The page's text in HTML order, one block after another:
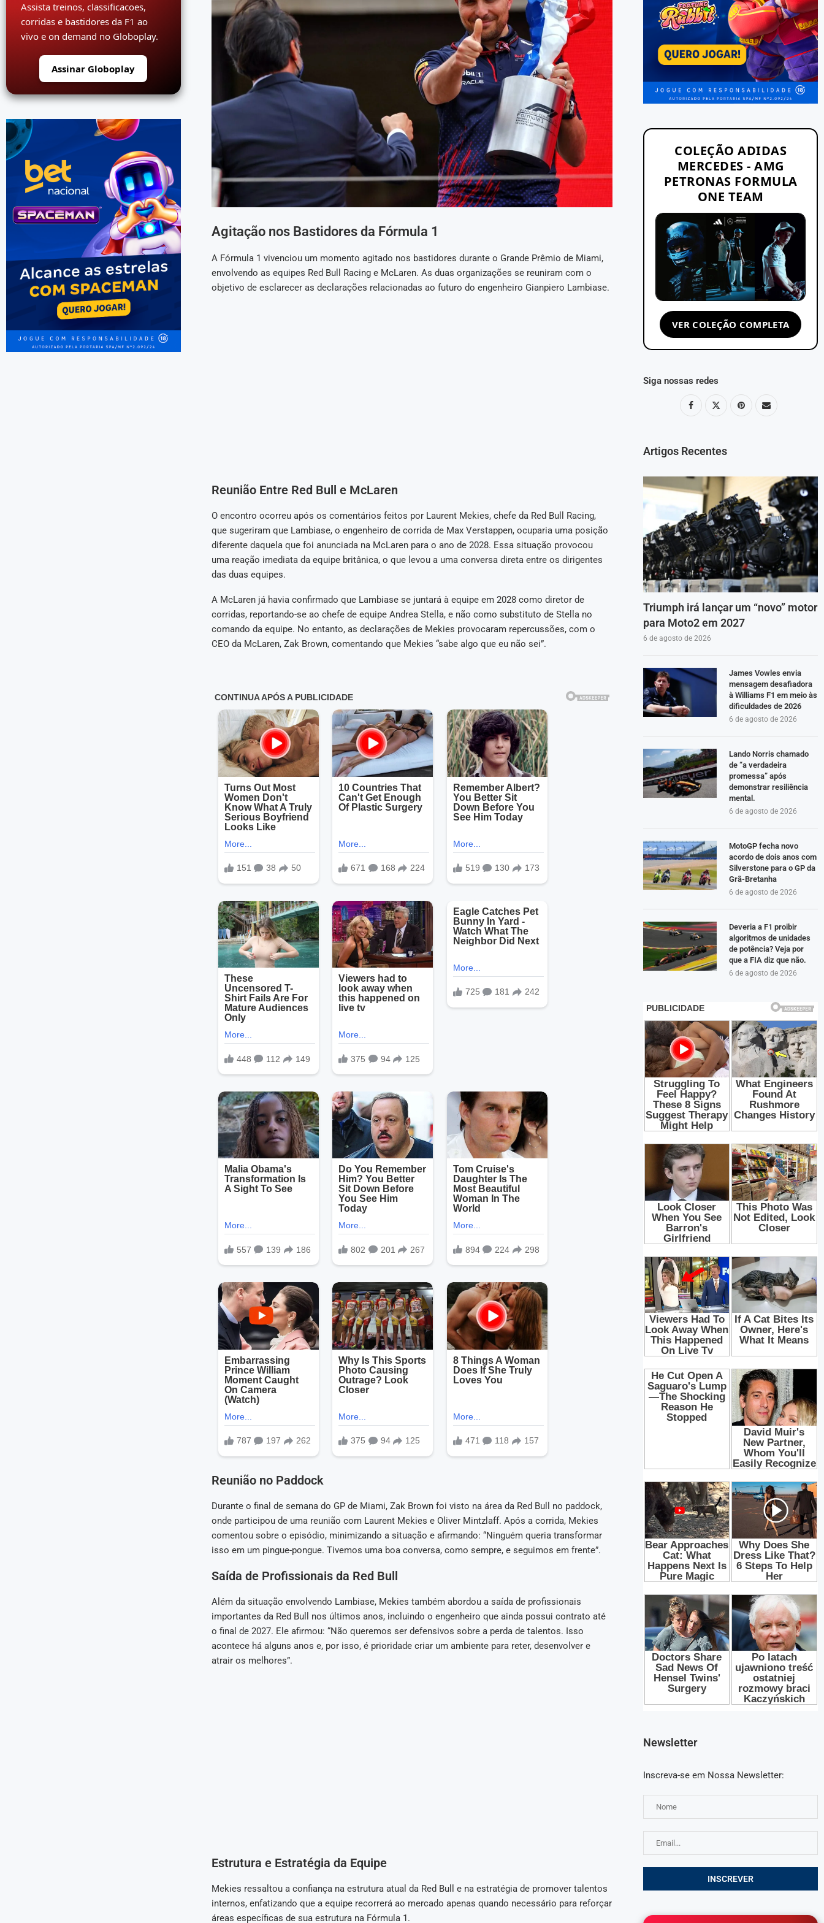
Agitação nos Bastidores da Fórmula 1
A Fórmula 1 vivenciou um momento agitado nos bastidores durante o Grande Prêmio de Miami,
envolvendo as equipes Red Bull Racing e McLaren. As duas organizações se reuniram com o
objetivo de esclarecer as declarações relacionadas ao futuro do engenheiro Gianpiero Lambiase.
Reunião Entre Red Bull e McLaren
O encontro ocorreu após os comentários feitos por Laurent Mekies, chefe da Red Bull Racing,
que sugeriram que Lambiase, o engenheiro de corrida de Max Verstappen, ocuparia uma posição
diferente daquela que foi anunciada na McLaren para o ano de 2028. Essa situação provocou
uma reação imediata da equipe britânica, o que levou a uma conversa direta entre os dirigentes
das duas equipes.
A McLaren já havia confirmado que Lambiase se juntará à equipe em 2028 como diretor de
corridas, reportando-se ao chefe de equipe Andrea Stella, e não como substituto de Stella no
comando da equipe. No entanto, as declarações de Mekies provocaram repercussões, com o
CEO da McLaren, Zak Brown, comentando que Mekies “sabe algo que eu não sei”.
Reunião no Paddock
Durante o final de semana do GP de Miami, Zak Brown foi visto na área da Red Bull no paddock,
onde participou de uma reunião com Laurent Mekies e Oliver Mintzlaff. Após a corrida, Mekies
comentou sobre o episódio, minimizando a situação e afirmando: “Ninguém queria transformar
isso em um pingue-pongue. Tivemos uma boa conversa, como sempre, e seguimos em frente”.
Saída de Profissionais da Red Bull
Além da situação envolvendo Lambiase, Mekies também abordou a saída de profissionais
importantes da Red Bull nos últimos anos, incluindo o engenheiro que ainda possui contrato até
o final de 2027. Ele afirmou: “Não queremos ser defensivos sobre a perda de talentos. Isso
acontece há alguns anos e, por isso, é prioridade criar um ambiente para reter, desenvolver e
atrair os melhores”.
Estrutura e Estratégia da Equipe
Mekies ressaltou a confiança na estrutura atual da Red Bull e na estratégia de promover talentos
internos, enfatizando que a equipe recorrerá ao mercado apenas quando necessário para reforçar
áreas específicas de sua estrutura na Fórmula 1.
COLEÇÃO ADIDAS
MERCEDES - AMG
PETRONAS FORMULA
ONE TEAM
VER COLEÇÃO COMPLETA
Siga nossas redes
Artigos Recentes
Triumph irá lançar um “novo” motor
para Moto2 em 2027
6 de agosto de 2026
James Vowles envia
mensagem desafiadora
à Williams F1 em meio às
dificuldades de 2026
6 de agosto de 2026
Lando Norris chamado
de “a verdadeira
promessa” após
demonstrar resiliência
mental.
6 de agosto de 2026
MotoGP fecha novo
acordo de dois anos com
Silverstone para o GP da
Grã-Bretanha
6 de agosto de 2026
Deveria a F1 proibir
algoritmos de unidades
de potência? Veja por
que a FIA diz que não.
6 de agosto de 2026
Newsletter
Inscreva-se em Nossa Newsletter:
Assista treinos, classificacoes,
corridas e bastidores da F1 ao
vivo e on demand no Globoplay.
Assinar Globoplay